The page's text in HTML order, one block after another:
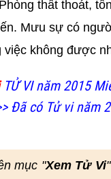
thất thoát,
Mưu sự có
việc không được
TỬ VI năm 2015
Đã có Tử vi năm
mục "Xem Tử Vi